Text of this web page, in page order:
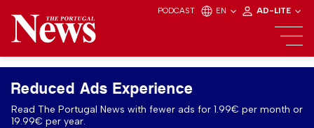
PODCAST EN AD-LITE
Reduced Ads Experience
Read The Portugal News with fewer ads for 1.99€ per month or
19.99€ per year.